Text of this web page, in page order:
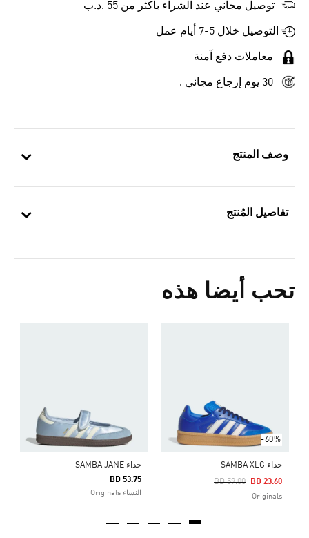
وصف المنتج
تفاصيل المُنتج
تحب أيضا هذه
-60%
حذاء SAMBA XLG
Price Reduced From
BD 59.00
To BD 23.60
Originals
حذاء SAMBA JANE
BD 53.75
النساء Originals
توصيل مجاني عند الشراء بأكثر من 55 .د.ب‎
التوصيل خلال 5-7 أيام عمل
معاملات دفع آمنة